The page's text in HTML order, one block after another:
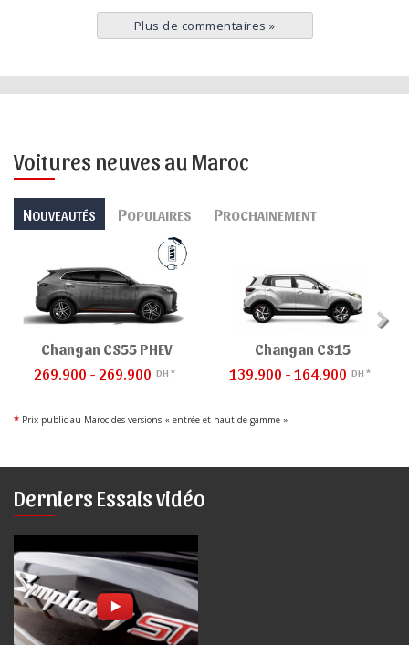
Plus de commentaires »
Voitures neuves au Maroc
NOUVEAUTÉS POPULAIRES PROCHAINEMENT
Changan CS55 PHEV
269.900 - 269.900 DH *
Changan CS15
139.900 - 164.900 DH *
* Prix public au Maroc des versions « entrée et haut de gamme »
Derniers Essais vidéo